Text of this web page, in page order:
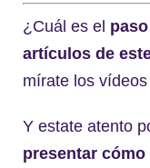
¿Cuál es el
artículos de
mírate los
Y estate atento
presentar